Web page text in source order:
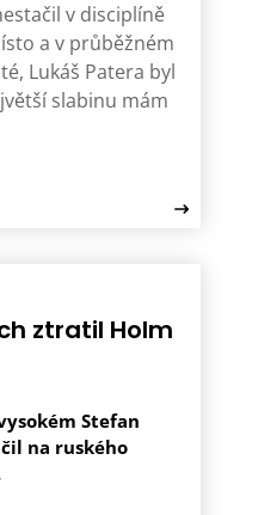
v disciplíně
a v průběžném
Lukáš Patera byl
slabinu mám
ztratil Holm
Stefan
na ruského